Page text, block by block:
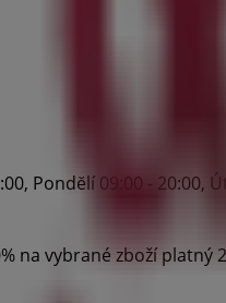
Pondĕlí 09:00 - 20:00,
na vybrané zboží platný